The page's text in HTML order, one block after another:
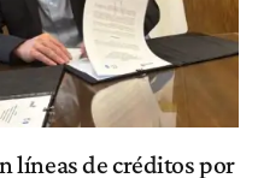
líneas de créditos por